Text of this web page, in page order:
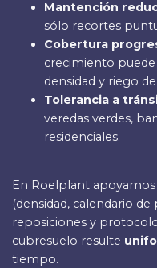
Mantención
sólo recortes
Cobertura
crecimiento
densidad y riego
Tolerancia a
veredas verdes,
residenciales.
En Roelplant
(densidad, calendario
reposiciones y
cubresuelo resulte
tiempo.